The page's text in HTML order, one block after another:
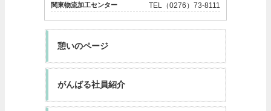
関東物流加工センター TEL（0276）73-8111
憩いのページ
がんばる社員紹介